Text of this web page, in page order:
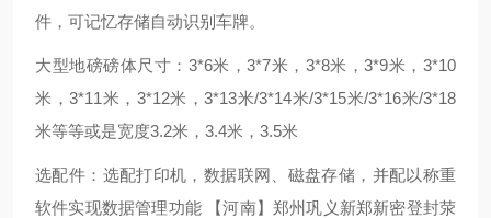
件，可记忆存储自动识别车牌。
大型地磅磅体尺寸：3*6米，3*7米，3*8米，3*9米，3*10
米，3*11米，3*12米，3*13米/3*14米/3*15米/3*16米/3*18
米等等或是宽度3.2米，3.4米，3.5米
选配件：选配打印机，数据联网、磁盘存储，并配以称重
软件实现数据管理功能 【河南】郑州巩义新郑新密登封荥